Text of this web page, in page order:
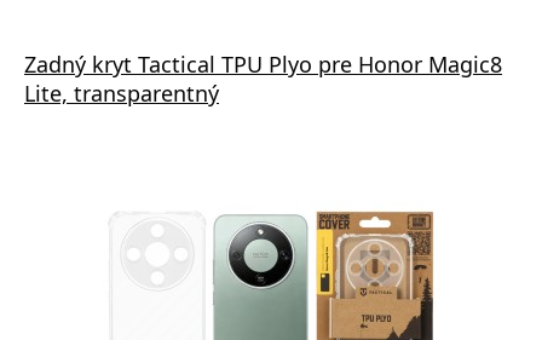
Zadný kryt Tactical TPU Plyo pre Honor Magic8
Lite, transparentný